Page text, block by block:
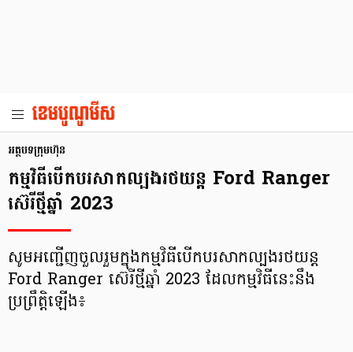
អត្ថបទក្រុមហ៊ុន
កម្មវិធីបើកបរសាកល្បងរថយន្ត Ford Ranger
ស៊េរីថ្មីឆ្នាំ 2023
សូមអញ្ជើញចួលរួមក្នុងកម្មវិធីបើកបរសាកល្បងរថយន្ត
Ford Ranger ស៊េរីថ្មីឆ្នាំ 2023 ដែលកម្មវិធីនេះនឹង
ប្រព្រឹត្តិឡើង៖